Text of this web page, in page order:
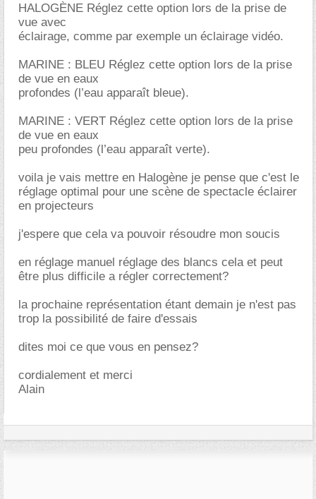
HALOGÈNE Réglez cette option lors de la prise de
vue avec
éclairage, comme par exemple un éclairage vidéo.
MARINE : BLEU Réglez cette option lors de la prise
de vue en eaux
profondes (l’eau apparaît bleue).
MARINE : VERT Réglez cette option lors de la prise
de vue en eaux
peu profondes (l’eau apparaît verte).
voila je vais mettre en Halogène je pense que c'est le
réglage optimal pour une scène de spectacle éclairer
en projecteurs
j'espere que cela va pouvoir résoudre mon soucis
en réglage manuel réglage des blancs cela et peut
être plus difficile a régler correctement?
la prochaine représentation étant demain je n'est pas
trop la possibilité de faire d'essais
dites moi ce que vous en pensez?
cordialement et merci
Alain